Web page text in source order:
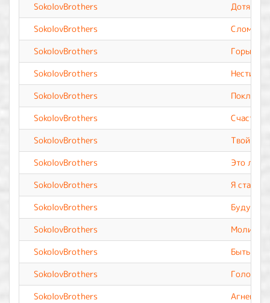
SokolovBrothers
Дотянусь
SokolovBrothers
SokolovBrothers
Горы
SokolovBrothers
Нести
SokolovBrothers
SokolovBrothers
Счастье
SokolovBrothers
Твой дом
SokolovBrothers
Это легко
SokolovBrothers
Я стану
SokolovBrothers
Буду
SokolovBrothers
Молитва
SokolovBrothers
Быть
SokolovBrothers
Голос
SokolovBrothers
Агнец